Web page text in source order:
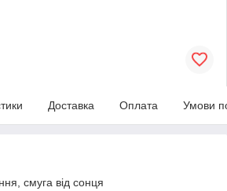
Доставка Оплата Умови
смуга від сонця